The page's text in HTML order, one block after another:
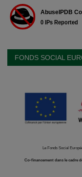
FONDS SOCIAL
Le Fonds Social
Co-financement dans le cadre